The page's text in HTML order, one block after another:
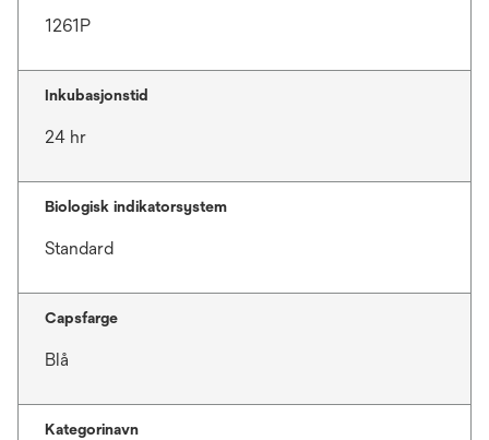
1261P
Inkubasjonstid
24 hr
Biologisk indikatorsystem
Standard
Capsfarge
Blå
Kategorinavn